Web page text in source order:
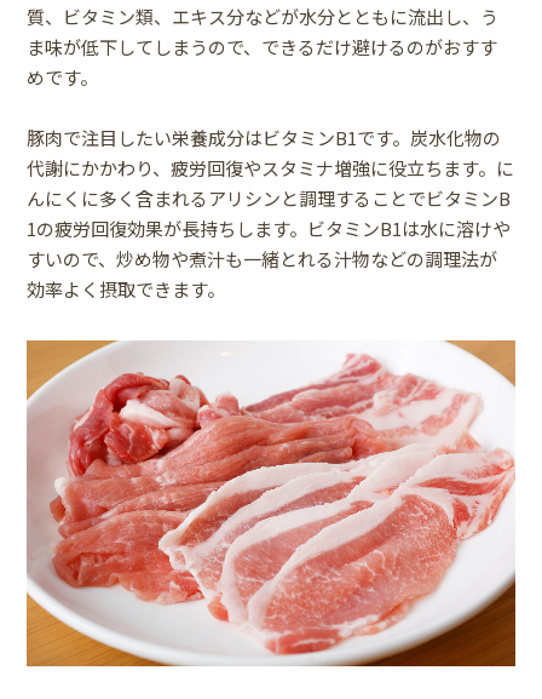
質、ビタミン類、エキス分などが水分とともに流出し、う
ま味が低下してしまうので、できるだけ避けるのがおすす
めです。
豚肉で注目したい栄養成分はビタミンB1です。炭水化物の
代謝にかかわり、疲労回復やスタミナ増強に役立ちます。に
んにくに多く含まれるアリシンと調理することでビタミンB
1の疲労回復効果が長持ちします。ビタミンB1は水に溶けや
すいので、炒め物や煮汁も一緒とれる汁物などの調理法が
効率よく摂取できます。